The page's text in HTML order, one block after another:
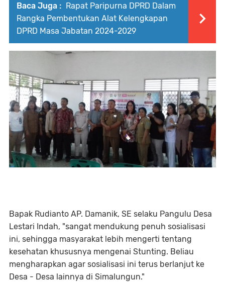
Baca Juga : Rapat Paripurna DPRD Dalam
Rangka Pembentukan Alat Kelengkapan
DPRD Masa Jabatan 2024-2029
Bapak Rudianto AP. Damanik, SE selaku Pangulu Desa
Lestari Indah, "sangat mendukung penuh sosialisasi
ini, sehingga masyarakat lebih mengerti tentang
kesehatan khususnya mengenai Stunting. Beliau
mengharapkan agar sosialisasi ini terus berlanjut ke
Desa - Desa lainnya di Simalungun."